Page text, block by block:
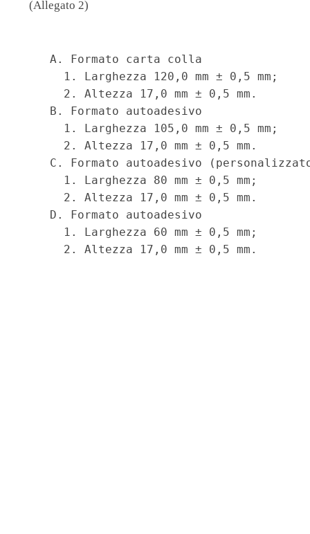
(Allegato 2)
    A. Formato carta colla
      1. Larghezza 120,0 mm ± 0,5 mm;
      2. Altezza 17,0 mm ± 0,5 mm.
    B. Formato autoadesivo
      1. Larghezza 105,0 mm ± 0,5 mm;
      2. Altezza 17,0 mm ± 0,5 mm.
C. Formato autoadesivo
      1. Larghezza 80 mm ± 0,5 mm;
      2. Altezza 17,0 mm ± 0,5 mm.
    D. Formato autoadesivo
      1. Larghezza 60 mm ± 0,5 mm;